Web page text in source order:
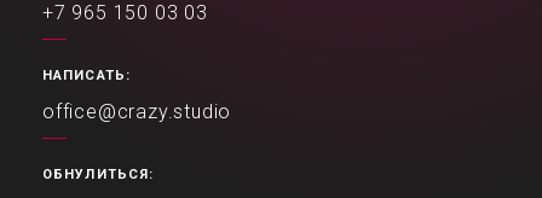
+7 965 150 03 03
НАПИСАТЬ:
office@crazy.studio
ОБНУЛИТЬСЯ: